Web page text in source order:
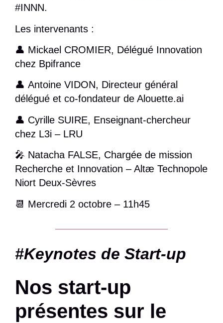
#INNN.
Les intervenants :
👤 Mickael CROMIER, Délégué Innovation
chez Bpifrance
👤 Antoine VIDON, Directeur général
délégué et co-fondateur de Alouette.ai
👤 Cyrille SUIRE, Enseignant-chercheur
chez L3i – LRU
🎤 Natacha FALSE, Chargée de mission
Recherche et Innovation – Altæ Technopole
Niort Deux-Sèvres
📆 Mercredi 2 octobre – 11h45
#Keynotes de Start-up
Nos start-up
présentes sur le